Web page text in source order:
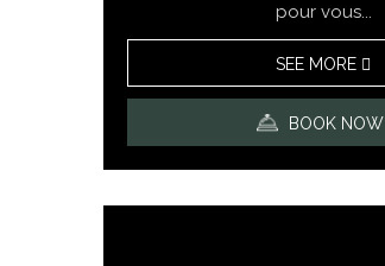
pour vous...
SEE MORE
BOOK NOW